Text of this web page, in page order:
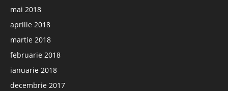
mai 2018
aprilie 2018
martie 2018
februarie 2018
ianuarie 2018
decembrie 2017